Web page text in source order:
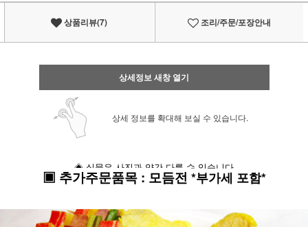
상품리뷰(7) 조리/주문/포장안내
상세정보 새창 열기
상세 정보를 확대해 보실 수 있습니다.
◈ 실물은 사진과 약간 다를 수 있습니다
▣ 추가주문품목: 모듬전 *부가세 포함*